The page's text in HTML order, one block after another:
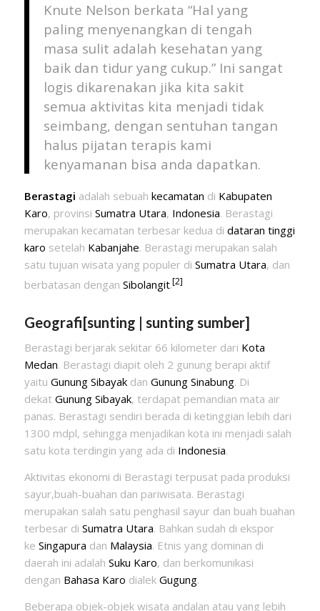
Knute Nelson berkata “Hal yang
paling menyenangkan di tengah
masa sulit adalah kesehatan yang
baik dan tidur yang cukup.” Ini sangat
logis dikarenakan jika kita sakit
semua aktivitas kita menjadi tidak
seimbang, dengan sentuhan tangan
halus pijatan terapis kami
kenyamanan bisa anda dapatkan.
Berastagi adalah sebuah kecamatan di Kabupaten
Karo, provinsi Sumatra Utara, Indonesia. Berastagi
merupakan kecamatan terbesar kedua di dataran tinggi
karo setelah Kabanjahe. Berastagi merupakan salah
satu tujuan wisata yang populer di Sumatra Utara, dan
berbatasan dengan Sibolangit.[2]
Geografi[sunting | sunting sumber]
Berastagi berjarak sekitar 66 kilometer dari Kota
Medan. Berastagi diapit oleh 2 gunung berapi aktif
yaitu Gunung Sibayakdan Gunung Sinabung. Di
dekat Gunung Sibayak, terdapat pemandian mata air
panas. Berastagi sendiri berada di ketinggian lebih dari
1300 mdpl, sehingga menjadikan kota ini menjadi salah
satu kota terdingin yang ada di Indonesia.
Aktivitas ekonomi di Berastagi terpusat pada produksi
sayur,buah-buahan dan pariwisata. Berastagi
merupakan salah satu penghasil sayur dan buah buahan
terbesar di Sumatra Utara. Bahkan sudah di ekspor
ke Singapura dan Malaysia. Etnis yang dominan di
daerah ini adalah Suku Karo, dan berkomunikasi
dengan Bahasa Karo dialek Gugung.
Beberapa objek-objek wisata andalan atau yang lebih